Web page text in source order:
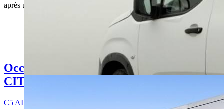
après un premier loyer de 4 227 €
Occasion
CITROEN C5 AIRCROSS
C5 AIRCROSS PureTech 130 S&S BVM6 Feel